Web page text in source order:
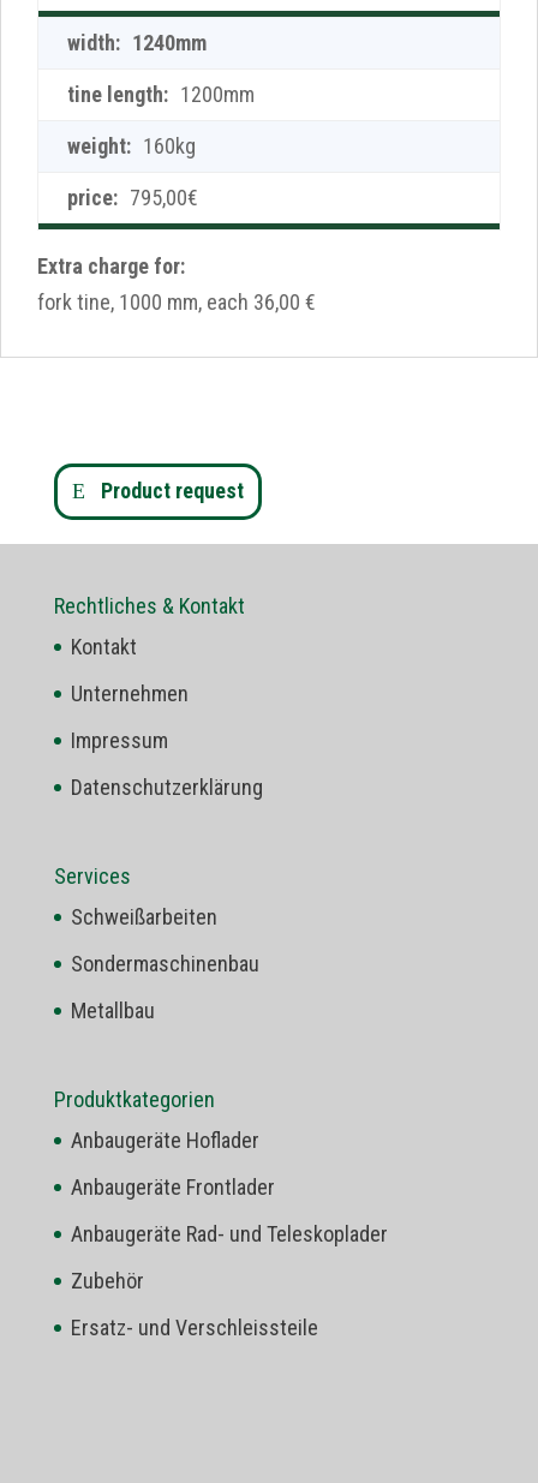
1240mm
1200mm
160kg
795,00€
Extra charge for:
fork tine, 1000 mm, each 36,00 €
Product request
Rechtliches & Kontakt
Kontakt
Unternehmen
Impressum
Datenschutzerklärung
Services
Schweißarbeiten
Sondermaschinenbau
Metallbau
Produktkategorien
Anbaugeräte Hoflader
Anbaugeräte Frontlader
Anbaugeräte Rad- und Teleskoplader
Zubehör
Ersatz- und Verschleissteile